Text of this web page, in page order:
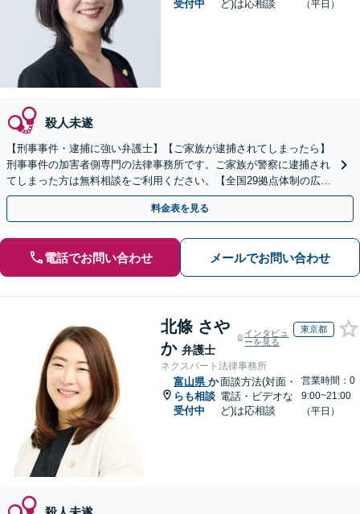
受付中
ど)は応相談
（平日）
殺人未遂
【刑事事件・逮捕に強い弁護士】【ご家族が逮捕されてしまったら】
刑事事件の加害者側専門の法律事務所です。ご家族が警察に逮捕され
てしまった方は無料相談をご利用ください。【全国29拠点体制の広域
対応】【弁護士待機中/当日中の電話相談可(予約制)】
料金表を見る
電話でお問い合わせ メールでお問い合わせ
北條 さや
か 弁護士
インタビュ
ーを見る
東京都
ネクスパート法律事務所
富山県 か
らも相談
受付中
面談方法(対面・
電話・ビデオな
ど)は応相談
営業時間：0
9:00~21:00
（平日）